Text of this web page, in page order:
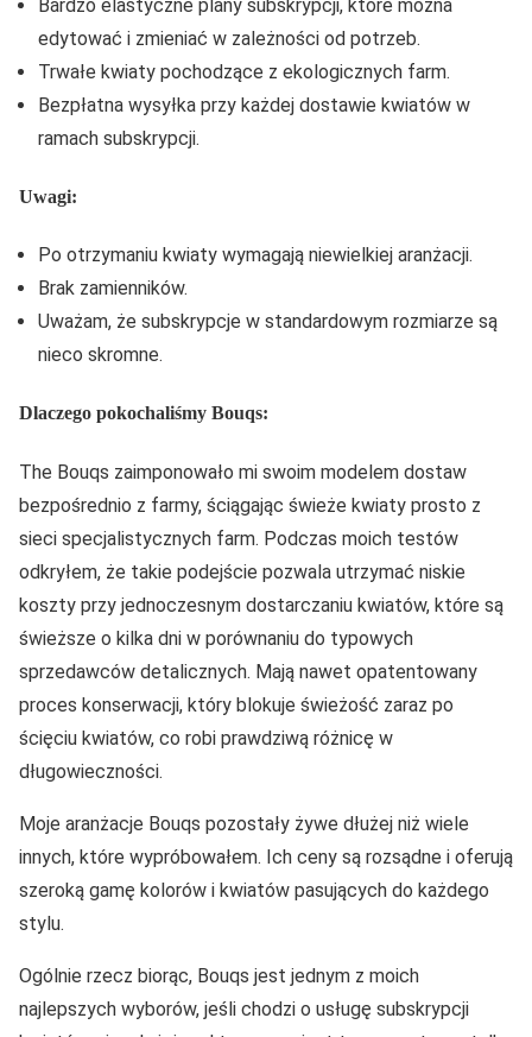
Bardzo elastyczne plany subskrypcji, które można
edytować i zmieniać w zależności od potrzeb.
Trwałe kwiaty pochodzące z ekologicznych farm.
Bezpłatna wysyłka przy każdej dostawie kwiatów w
ramach subskrypcji.
Uwagi:
Po otrzymaniu kwiaty wymagają niewielkiej aranżacji.
Brak zamienników.
Uważam, że subskrypcje w standardowym rozmiarze są
nieco skromne.
Dlaczego pokochaliśmy Bouqs:
The Bouqs zaimponowało mi swoim modelem dostaw
bezpośrednio z farmy, ściągając świeże kwiaty prosto z
sieci specjalistycznych farm. Podczas moich testów
odkryłem, że takie podejście pozwala utrzymać niskie
koszty przy jednoczesnym dostarczaniu kwiatów, które są
świeższe o kilka dni w porównaniu do typowych
sprzedawców detalicznych. Mają nawet opatentowany
proces konserwacji, który blokuje świeżość zaraz po
ścięciu kwiatów, co robi prawdziwą różnicę w
długowieczności.
Moje aranżacje Bouqs pozostały żywe dłużej niż wiele
innych, które wypróbowałem. Ich ceny są rozsądne i oferują
szeroką gamę kolorów i kwiatów pasujących do każdego
stylu.
Ogólnie rzecz biorąc, Bouqs jest jednym z moich
najlepszych wyborów, jeśli chodzi o usługę subskrypcji